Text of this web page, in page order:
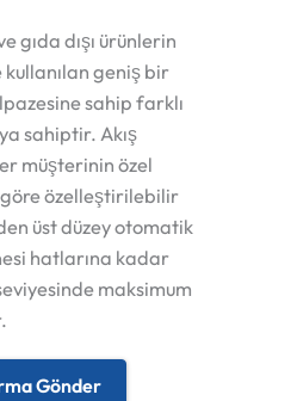
gıda dışı ürünlerin
geniş bir
sahip farklı
sahiptir. Akış
müşterinin özel
özelleştirilebilir
üst düzey otomatik
hatlarına kadar
maksimum
Gönder